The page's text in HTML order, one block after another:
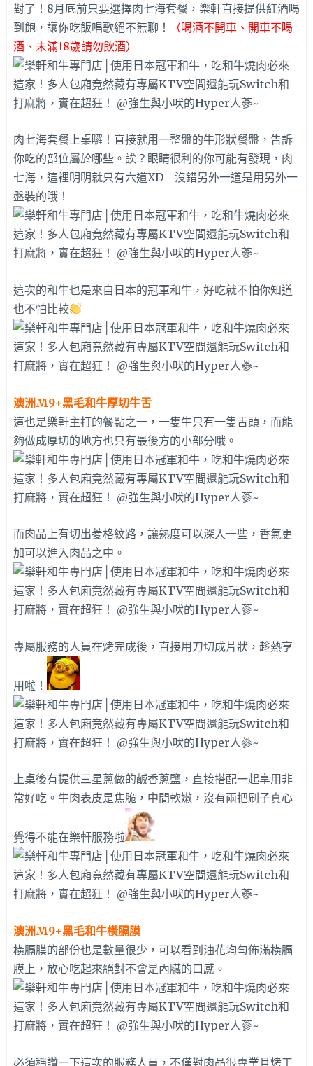
對了！8月底前只要選擇肉七海套餐，樂軒直接提供紅酒喝
到飽，讓你吃飯唱歌絕不無聊！
（喝酒不開車、開車不喝
酒、未滿18歲請勿飲酒）
肉七海套餐上桌囉！直接就用一整盤的牛形狀餐盤，告訴
你吃的部位屬於哪些。誒？眼睛很利的你可能有發現，肉
七海，這裡明明就只有六道XD 沒錯另外一道是用另外一
盤裝的哦！
這次的和牛也是來自日本的冠軍和牛，好吃就不怕你知道
也不怕比較
澳洲M9+黑毛和牛厚切牛舌
這也是樂軒主打的餐點之一，一隻牛只有一隻舌頭，而能
夠做成厚切的地方也只有最後方的小部分哦。
而肉品上有切出菱格紋路，讓熟度可以深入一些，香氣更
加可以進入肉品之中。
專屬服務的人員在烤完成後，直接用刀切成片狀，趁熱享
用啦！
上桌後有提供三星蔥做的鹹香蔥鹽，直接搭配一起享用非
常好吃。牛肉表皮是焦脆，中間軟嫩，沒有兩把刷子真心
覺得不能在樂軒服務啦
澳洲M9+黑毛和牛橫膈膜
橫膈膜的部份也是數量很少，可以看到油花均勻佈滿橫膈
膜上，放心吃起來絕對不會是內臟的口感。
必須稱讚一下這次的服務人員，不僅對肉品很專業且烤工